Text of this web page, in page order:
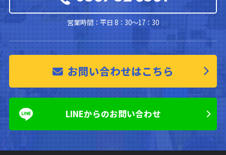
営業時間：平日 8：30～17：30
お問い合わせはこちら
LINEからのお問い合わせ